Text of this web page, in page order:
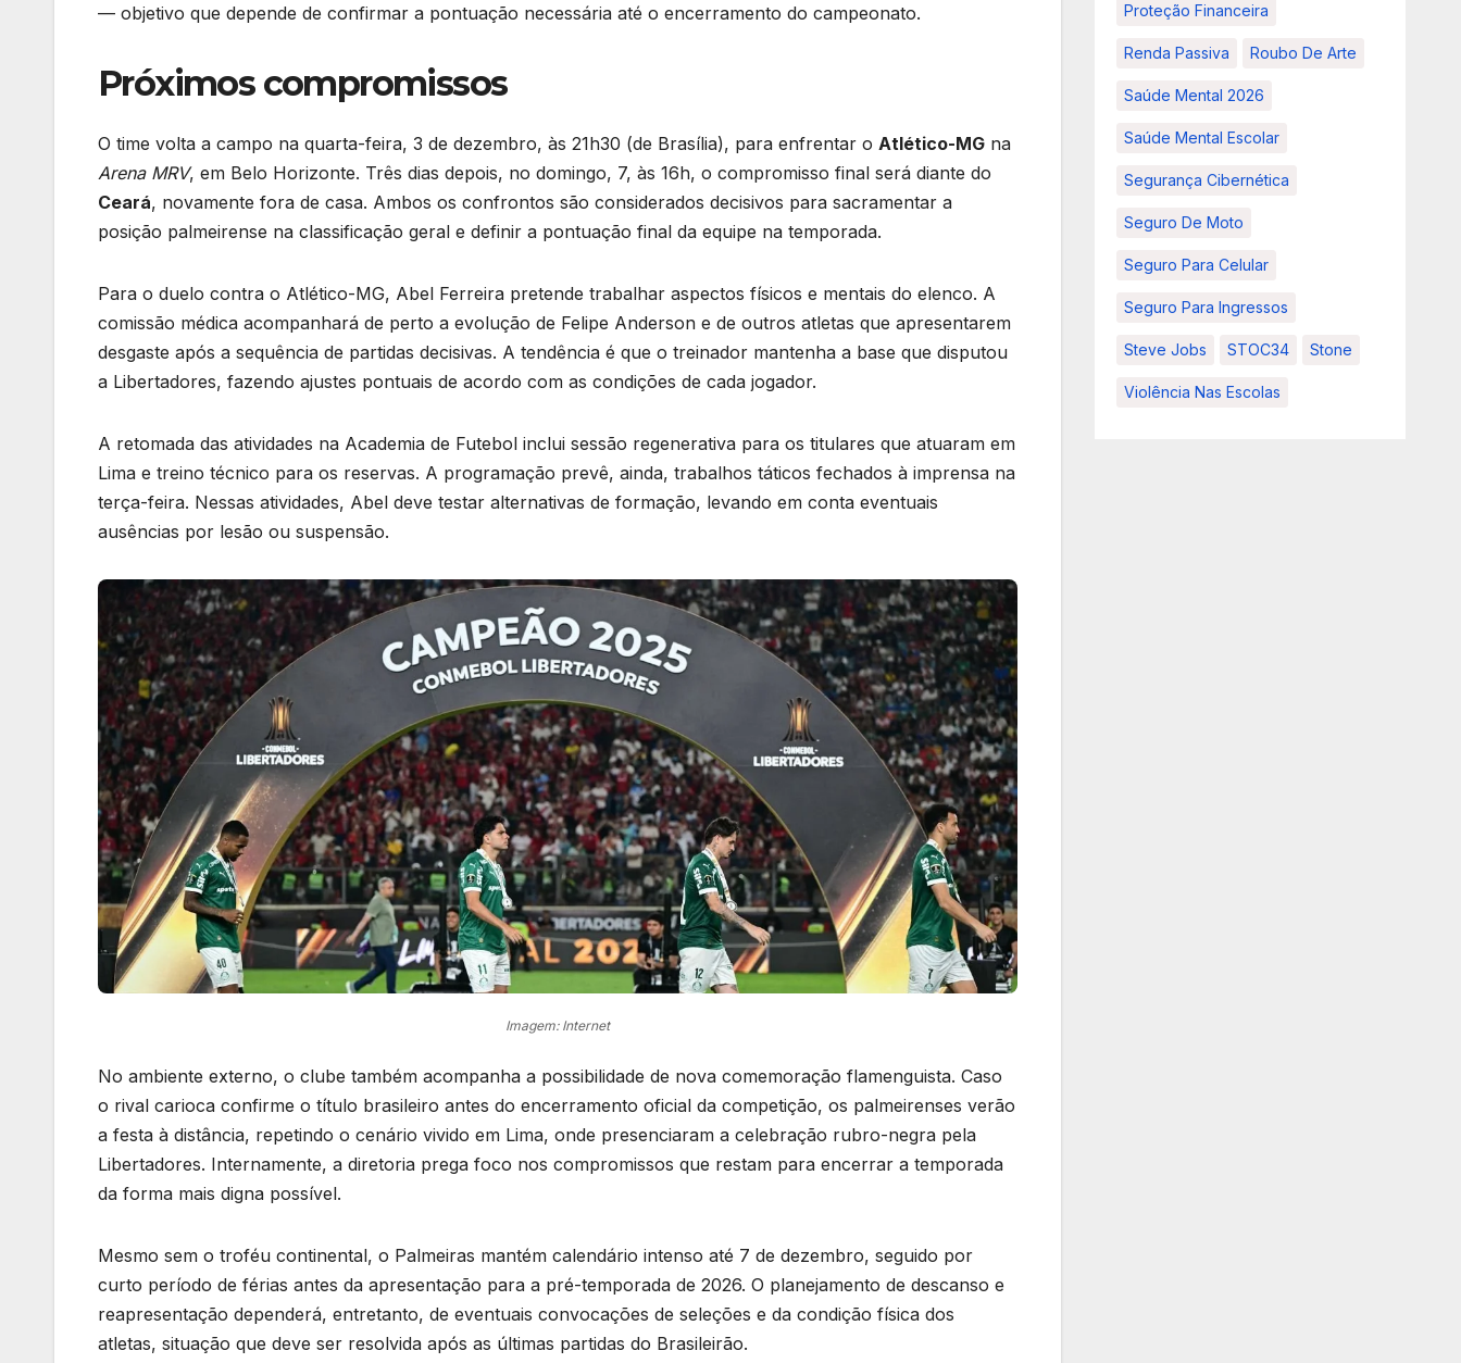
— objetivo que depende de confirmar a pontuação necessária até o encerramento do campeonato.
Próximos compromissos
O time volta a campo na quarta-feira, 3 de dezembro, às 21h30 (de Brasília), para enfrentar o Atlético-MG na
Arena MRV, em Belo Horizonte. Três dias depois, no domingo, 7, às 16h, o compromisso final será diante do
Ceará, novamente fora de casa. Ambos os confrontos são considerados decisivos para sacramentar a
posição palmeirense na classificação geral e definir a pontuação final da equipe na temporada.
Para o duelo contra o Atlético-MG, Abel Ferreira pretende trabalhar aspectos físicos e mentais do elenco. A
comissão médica acompanhará de perto a evolução de Felipe Anderson e de outros atletas que apresentarem
desgaste após a sequência de partidas decisivas. A tendência é que o treinador mantenha a base que disputou
a Libertadores, fazendo ajustes pontuais de acordo com as condições de cada jogador.
A retomada das atividades na Academia de Futebol inclui sessão regenerativa para os titulares que atuaram em
Lima e treino técnico para os reservas. A programação prevê, ainda, trabalhos táticos fechados à imprensa na
terça-feira. Nessas atividades, Abel deve testar alternativas de formação, levando em conta eventuais
ausências por lesão ou suspensão.
Imagem: Internet
No ambiente externo, o clube também acompanha a possibilidade de nova comemoração flamenguista. Caso
o rival carioca confirme o título brasileiro antes do encerramento oficial da competição, os palmeirenses verão
a festa à distância, repetindo o cenário vivido em Lima, onde presenciaram a celebração rubro-negra pela
Libertadores. Internamente, a diretoria prega foco nos compromissos que restam para encerrar a temporada
da forma mais digna possível.
Mesmo sem o troféu continental, o Palmeiras mantém calendário intenso até 7 de dezembro, seguido por
curto período de férias antes da apresentação para a pré-temporada de 2026. O planejamento de descanso e
reapresentação dependerá, entretanto, de eventuais convocações de seleções e da condição física dos
atletas, situação que deve ser resolvida após as últimas partidas do Brasileirão.
Proteção Financeira
Renda Passiva Roubo De Arte
Saúde Mental 2026
Saúde Mental Escolar
Segurança Cibernética
Seguro De Moto
Seguro Para Celular
Seguro Para Ingressos
Steve Jobs STOC34 Stone
Violência Nas Escolas